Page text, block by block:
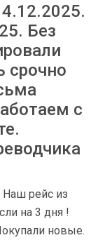
Без
срочно
с
Наш рейс из
на 3 дня !
новые.